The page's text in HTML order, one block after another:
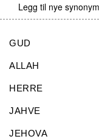
Legg til nye
GUD
ALLAH
HERRE
JAHVE
JEHOVA